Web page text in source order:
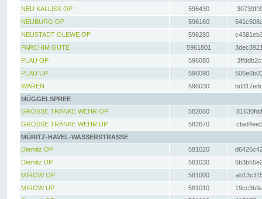
NEU KALLISS OP
596430
NEUBURG OP
596160
NEUSTADT GLEWE OP
596280
PARCHIM GÜTE
5961801
PLAU OP
596080
PLAU UP
596090
WAREN
596030
MÜGGELSPREE
GROSSE TRÄNKE WEHR OP
582660
GROSSE TRÄNKE WEHR UP
582670
MÜRITZ-HAVEL-WASSERSTRASSE
Diemitz OP
581020
Diemitz UP
581030
MIROW OP
581000
MIROW UP
581010